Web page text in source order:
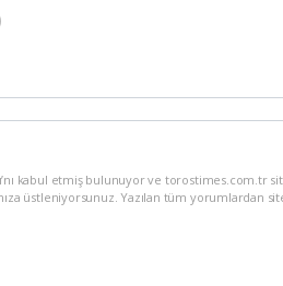
kabul etmiş bulunuyor ve torostimes.com.tr
üstleniyorsunuz. Yazılan tüm yorumlardan